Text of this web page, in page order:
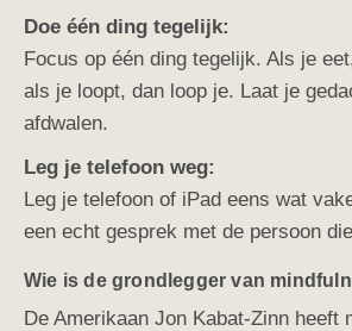
Doe één ding tegelijk:
Focus op één ding tegelijk. Als je
als je loopt, dan loop je. Laat je
afdwalen.
Leg je telefoon weg:
Leg je telefoon of iPad eens wat
een echt gesprek met de persoon
Wie is de grondlegger van
De Amerikaan Jon Kabat-Zinn heeft